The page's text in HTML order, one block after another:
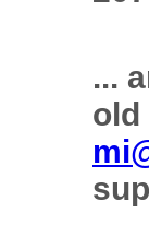
...
old